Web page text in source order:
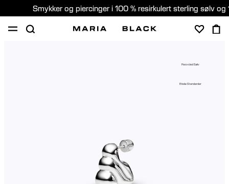
Smykker og piercinger i 100 % resirkulert sterling sølv og
Recycled Sølv
Etiske Standarder